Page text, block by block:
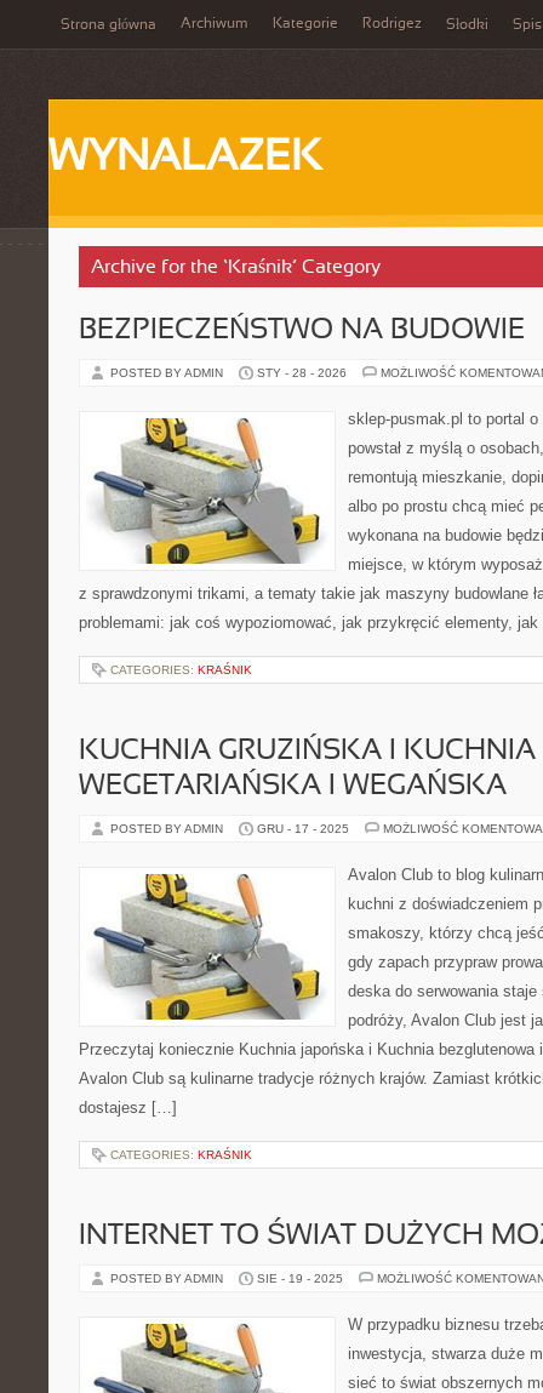
Strona główna Archiwum Kategorie Rodrigez Słodki Spis
WYNALAZEK
Archive for the ‘Kraśnik’ Category
BEZPIECZEŃSTWO NA BUDOWIE
POSTED BY ADMIN STY - 28 - 2026 MOŻLIWOŚĆ
sklep-pusmak.pl to portal
powstał z myślą o
remontują mieszkanie,
albo po prostu chcą mieć
wykonana na budowie
miejsce, w którym
z sprawdzonymi trikami, a tematy takie jak maszyny budowlane
problemami: jak coś wypoziomować, jak przykręcić elementy,
CATEGORIES: KRAŚNIK
KUCHNIA GRUZIŃSKA I KUCHNIA
WEGETARIAŃSKA I WEGAŃSKA
POSTED BY ADMIN GRU - 17 - 2025 MOŻLIWOŚĆ
Avalon Club to blog
kuchni z doświadczeniem
smakoszy, którzy chcą
gdy zapach przypraw
deska do serwowania
podróży, Avalon Club jest
Przeczytaj koniecznie Kuchnia japońska i Kuchnia bezglutenowa
Avalon Club są kulinarne tradycje różnych krajów. Zamiast
dostajesz […]
CATEGORIES: KRAŚNIK
INTERNET TO ŚWIAT DUŻYCH
POSTED BY ADMIN SIE - 19 - 2025 MOŻLIWOŚĆ
W przypadku biznesu
inwestycja, stwarza duże
sieć to świat obszernych